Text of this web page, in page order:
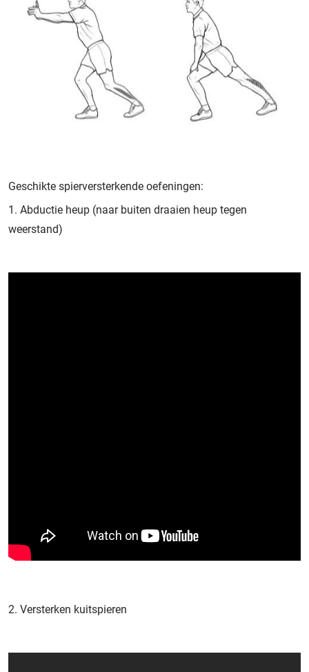
Geschikte spierversterkende oefeningen:
Abductie heup (naar buiten draaien heup tegen
weerstand)
2. Versterken kuitspieren